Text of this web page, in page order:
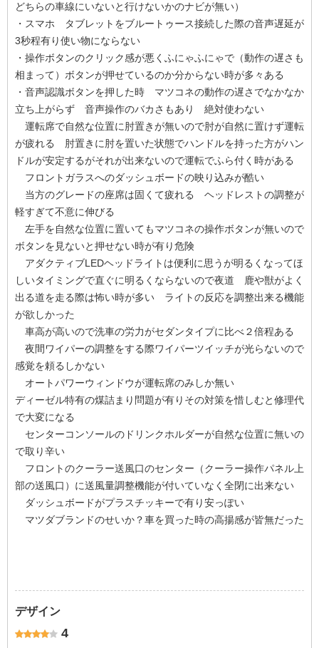
どちらの車線にいないと行けないかのナビが無い）
・スマホ タブレットをブルートゥース接続した際の音声遅延が
3秒程有り使い物にならない
・操作ボタンのクリック感が悪くふにゃふにゃで（動作の遅さも
相まって）ボタンが押せているのか分からない時が多々ある
・音声認識ボタンを押した時 マツコネの動作の遅さでなかなか
立ち上がらず 音声操作のバカさもあり 絶対使わない
運転席で自然な位置に肘置きが無いので肘が自然に置けず運転
が疲れる 肘置きに肘を置いた状態でハンドルを持った方がハン
ドルが安定するがそれが出来ないので運転でふら付く時がある
フロントガラスへのダッシュボードの映り込みが酷い
当方のグレードの座席は固くて疲れる ヘッドレストの調整が
軽すぎて不意に伸びる
左手を自然な位置に置いてもマツコネの操作ボタンが無いので
ボタンを見ないと押せない時が有り危険
アダクティブLEDヘッドライトは便利に思うが明るくなってほ
しいタイミングで直ぐに明るくならないので夜道 鹿や獣がよく
出る道を走る際は怖い時が多い ライトの反応を調整出来る機能
が欲しかった
車高が高いので洗車の労力がセダンタイプに比べ２倍程ある
夜間ワイパーの調整をする際ワイパーツイッチが光らないので
感覚を頼るしかない
オートパワーウィンドウが運転席のみしか無い
ディーゼル特有の煤詰まり問題が有りその対策を惜しむと修理代
で大変になる
センターコンソールのドリンクホルダーが自然な位置に無いの
で取り辛い
フロントのクーラー送風口のセンター（クーラー操作パネル上
部の送風口）に送風量調整機能が付いていなく全閉に出来ない
ダッシュボードがプラスチッキーで有り安っぽい
マツダブランドのせいか？車を買った時の高揚感が皆無だった
デザイン
4